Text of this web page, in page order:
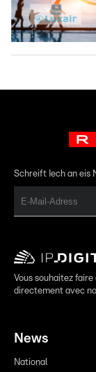
Schreift Iech an eis
Vous souhaitez
directement avec
News
National